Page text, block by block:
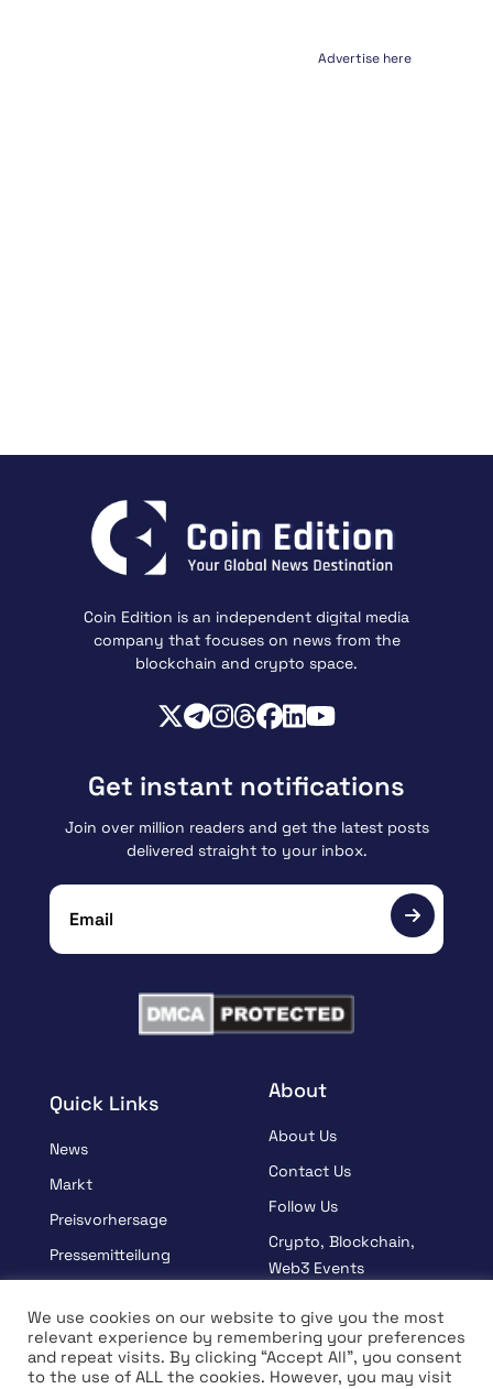
Advertise here
Coin Edition is an independent digital media
company that focuses on news from the
blockchain and crypto space.
Quick Links
News
Markt
Preisvorhersage
Pressemitteilung
Lernen
Interview
About
About Us
Contact Us
Follow Us
Crypto, Blockchain,
Web3 Events
Terms And Condition
Privacy Policy
Get instant notifications
Join over million readers and get the latest posts
delivered straight to your inbox.
We use cookies on our website to give you the most
relevant experience by remembering your preferences
and repeat visits. By clicking “Accept All”, you consent
to the use of ALL the cookies. However, you may visit